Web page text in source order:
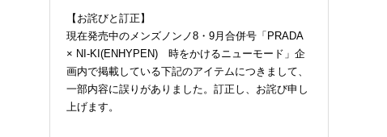
【お詫びと訂正】
現在発売中のメンズノンノ8・9月合併号「PRADA
× NI-KI(ENHYPEN) 時をかけるニューモード」企
画内で掲載している下記のアイテムにつきまして、
一部内容に誤りがありました。訂正し、お詫び申し
上げます。